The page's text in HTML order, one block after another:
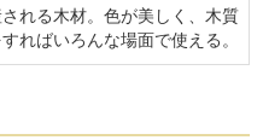
される木材。色が美しく、木質
ればいろんな場面で使える。